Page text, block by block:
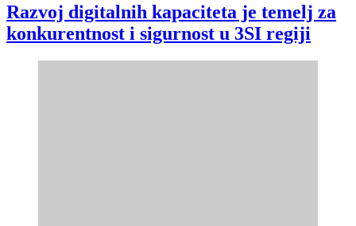
Razvoj digitalnih kapaciteta je temelj za
konkurentnost i sigurnost u 3SI regiji